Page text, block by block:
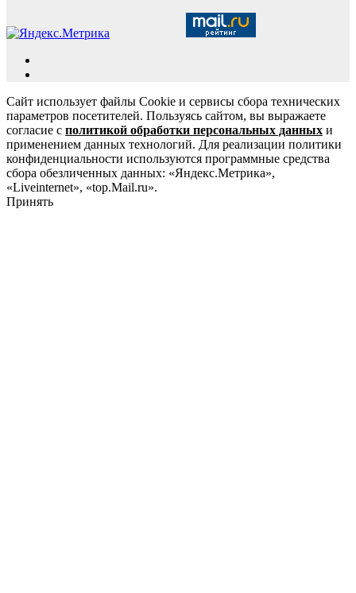
Сайт использует файлы Cookie и сервисы сбора технических
параметров посетителей. Пользуясь сайтом, вы выражаете
согласие с политикой обработки персональных данных и
применением данных технологий. Для реализации политики
конфиденциальности используются программные средства
сбора обезличенных данных: «Яндекс.Метрика»,
«Liveinternet», «top.Mail.ru».
Принять